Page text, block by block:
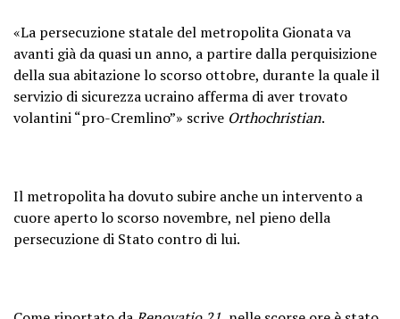
«La persecuzione statale del metropolita Gionata va
avanti già da quasi un anno, a partire dalla perquisizione
della sua abitazione lo scorso ottobre, durante la quale il
servizio di sicurezza ucraino afferma di aver trovato
volantini “pro-Cremlino”» scrive Orthochristian.
Il metropolita ha dovuto subire anche un intervento a
cuore aperto lo scorso novembre, nel pieno della
persecuzione di Stato contro di lui.